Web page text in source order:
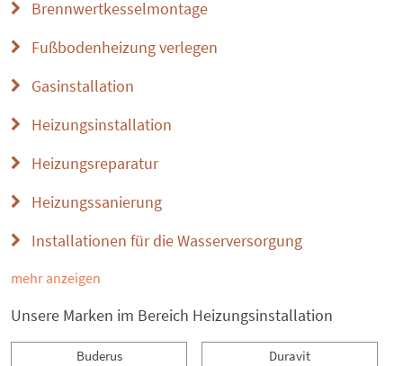
Brennwertkesselmontage
Fußbodenheizung verlegen
Gasinstallation
Heizungsinstallation
Heizungsreparatur
Heizungssanierung
Installationen für die Wasserversorgung
mehr anzeigen
Unsere Marken im Bereich Heizungsinstallation
Buderus Duravit